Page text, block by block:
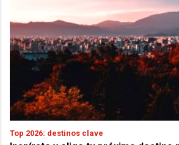
Top 2026: destinos clave